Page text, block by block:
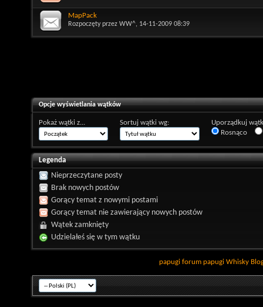
MapPack
Rozpoczęty przez WW^, 14-11-2009 08:39
Opcje wyświetlania wątków
Pokaż wątki z... Sortuj wątki wg:
Uporządkuj
Rosnąco
Legenda
Nieprzeczytane posty
Brak nowych postów
Gorący temat z nowymi postami
Gorący temat nie zawierający nowych postów
Wątek zamknięty
Udzielałeś się w tym wątku
papugi forum papugi Whisky